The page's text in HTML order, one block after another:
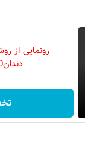
رونمایی از
دندان50%تخفیف🔥